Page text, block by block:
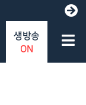
생방송
ON